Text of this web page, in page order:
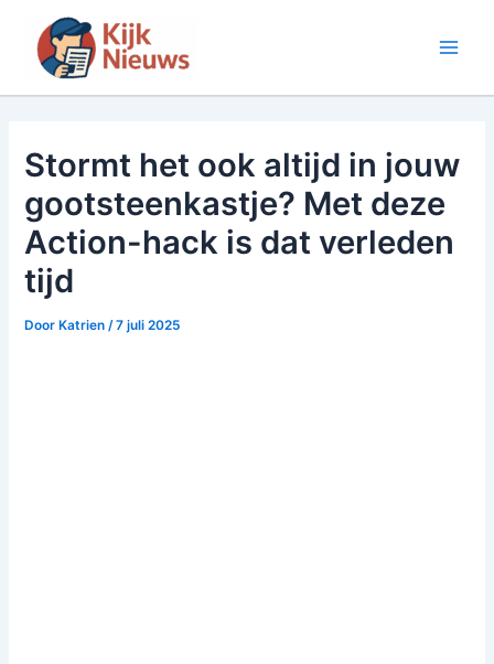
inhoud
Stormt het ook altijd in jouw
gootsteenkastje? Met deze
Action-hack is dat verleden
tijd
Door Katrien/7 juli 2025